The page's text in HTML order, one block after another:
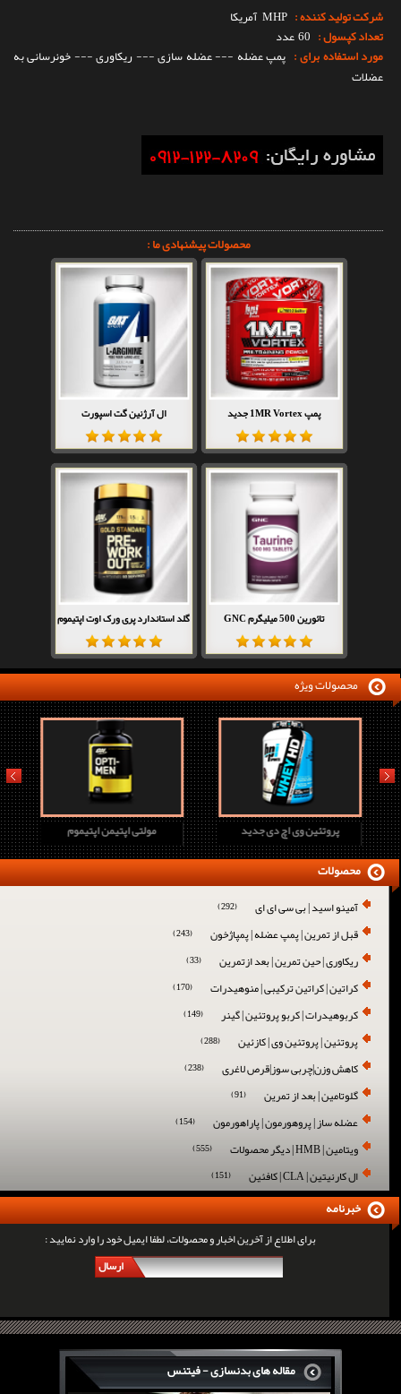
شرکت تولید کننده : MHP آمریکا
تعداد کپسول : 60 عدد
مورد استفاده برای : پمپ عضله --- عضله سازی --- ریکاوری --- خونرسانی به
عضلات
محصولات پیشنهادی ما :
پمپ 1MR Vortex جدید ال آرژنین گت اسپورت
تائورین 500 میلیگرم GNC گلد استاندارد پری ورک اوت اپتیموم
محصولات ویژه
مولتی اپتیمن اپتیموم پروتئین وی اچ دی جدید
prev next
آمینو اسید | بی سی ای ای (292)
قبل از تمرین | پمپ عضله | پمپاژخون (243)
ریکاوری | حین تمرین | بعد ازتمرین (33)
کراتین | کراتین ترکیبی | منوهیدرات (170)
کربوهیدرات | کربو پروتئین | گینر (149)
پروتئین | پروتئین وی | کازئین (288)
کاهش وزن|چربی سوز|قرص لاغری (238)
گلوتامین | بعد از تمرین (91)
عضله ساز | پروهورمون | پاراهورمون (154)
ویتامین | HMB | دیگر محصولات (555)
ال کارنیتین | CLA | کافئین (151)
محصولات
برای اطلاع از آخرین اخبار و محصولات، لطفا ایمیل خود را وارد نمایید :
ارسال
خبرنامه
مقاله های بدنسازی - فیتنس